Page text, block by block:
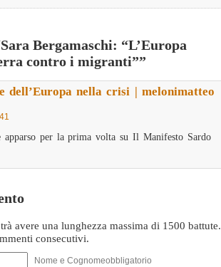
Bergamaschi: “L’Europa
contro i migranti””
dell’Europa nella crisi | melonimatteo
per la prima volta su Il Manifesto Sardo
avere una lunghezza massima di 1500 battute.
consecutivi.
Nome e Cognomeobbligatorio